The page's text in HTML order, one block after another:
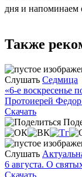
дня и напоминаем
Также
Слушать Седмица
«6-е воскресенье
Протоиерей
Скачать
Слушать
6 августа. О